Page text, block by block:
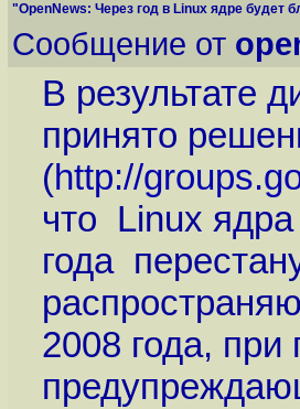
"OpenNews: Через год в Linux ядре будет
Сообщение от
В результате
принято
(http://
что Linux
года
2008 года, при